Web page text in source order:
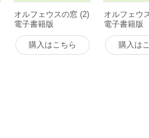
オルフェウスの窓 (2)
電子書籍版
購入はこちら
オルフェウ
電子書籍版
購入は